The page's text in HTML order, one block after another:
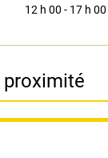
12 h 00 - 17 h 00
proximité